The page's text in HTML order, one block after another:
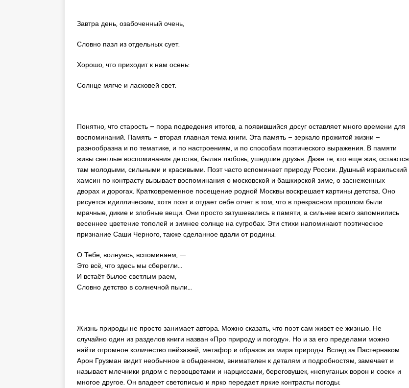
Завтра день, озабоченный очень,
Словно пазл из отдельных сует.
Хорошо, что приходит к нам осень:
Солнце мягче и ласковей свет.
Понятно, что старость – пора подведения итогов, а появившийся досуг оставляет много времени для
воспоминаний. Память – вторая главная тема книги. Эта память – зеркало прожитой жизни –
разнообразна и по тематике, и по настроениям, и по способам поэтического выражения. В памяти
живы светлые воспоминания детства, былая любовь, ушедшие друзья. Даже те, кто еще жив, остаются
там молодыми, сильными и красивыми. Поэт часто вспоминает природу России. Душный израильский
хамсин по контрасту вызывает воспоминания о московской и башкирской зиме, о заснеженных
дворах и дорогах. Кратковременное посещение родной Москвы воскрешает картины детства. Оно
рисуется идиллическим, хотя поэт и отдает себе отчет в том, что в прекрасном прошлом были
мрачные, дикие и злобные вещи. Они просто затушевались в памяти, а сильнее всего запомнились
весеннее цветение тополей и зимнее солнце на сугробах. Эти стихи напоминают поэтическое
признание Саши Черного, также сделанное вдали от родины:
О Тебе, волнуясь, вспоминаем, —
Это всё, что здесь мы сберегли…
И встаёт былое светлым раем,
Словно детство в солнечной пыли…
Жизнь природы не просто занимает автора. Можно сказать, что поэт сам живет ее жизнью. Не
случайно один из разделов книги назван «Про природу и погоду». Но и за его пределами можно
найти огромное количество пейзажей, метафор и образов из мира природы. Вслед за Пастернаком
Арон Грузман видит необычное в обыденном, внимателен к деталям и подробностям, замечает и
называет млечники рядом с первоцветами и нарциссами, береговушек, «непуганых ворон и соек» и
многое другое. Он владеет светописью и ярко передает яркие контрасты погоды: